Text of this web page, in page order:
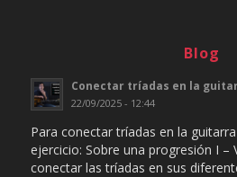
Blog
Conectar tríadas en la
22/09/2025 - 12:44
Para conectar tríadas en la
ejercicio: Sobre una progresión I –
conectar las tríadas en sus